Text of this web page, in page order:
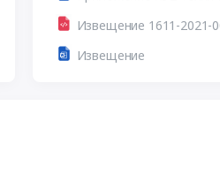
Извещение 1611-2021-
Извещение